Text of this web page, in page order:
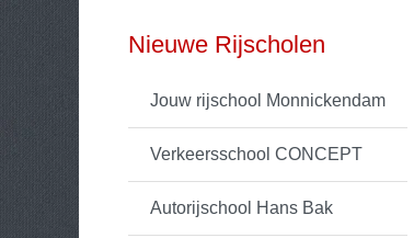
Nieuwe Rijscholen
Jouw rijschool Monnickendam
Verkeersschool CONCEPT
Autorijschool Hans Bak